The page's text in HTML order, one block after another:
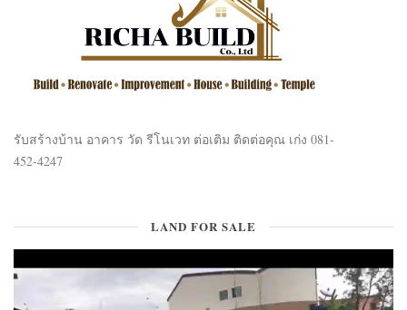
รับสร้างบ้าน อาคาร วัด รีโนเวท ต่อเติม ติดต่อคุณ เก่ง 081-
452-4247
LAND FOR SALE